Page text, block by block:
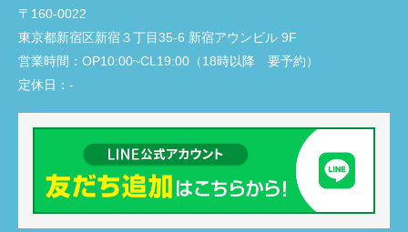
〒160-0022
東京都新宿区新宿３丁目35-6 新宿アウンビル 9F
営業時間： OP10:00~CL19:00（18時以降 要予約）
定休日： -